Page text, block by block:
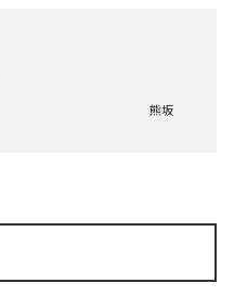
熊坂